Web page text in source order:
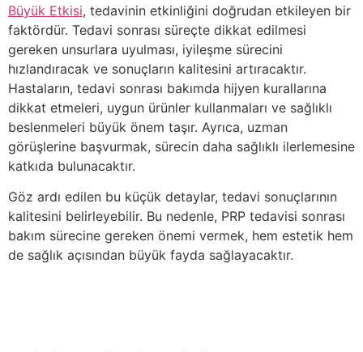
Büyük Etkisi, tedavinin etkinliğini doğrudan etkileyen bir
faktördür. Tedavi sonrası süreçte dikkat edilmesi
gereken unsurlara uyulması, iyileşme sürecini
hızlandıracak ve sonuçların kalitesini artıracaktır.
Hastaların, tedavi sonrası bakımda hijyen kurallarına
dikkat etmeleri, uygun ürünler kullanmaları ve sağlıklı
beslenmeleri büyük önem taşır. Ayrıca, uzman
görüşlerine başvurmak, sürecin daha sağlıklı ilerlemesine
katkıda bulunacaktır.
Göz ardı edilen bu küçük detaylar, tedavi sonuçlarının
kalitesini belirleyebilir. Bu nedenle, PRP tedavisi sonrası
bakım sürecine gereken önemi vermek, hem estetik hem
de sağlık açısından büyük fayda sağlayacaktır.